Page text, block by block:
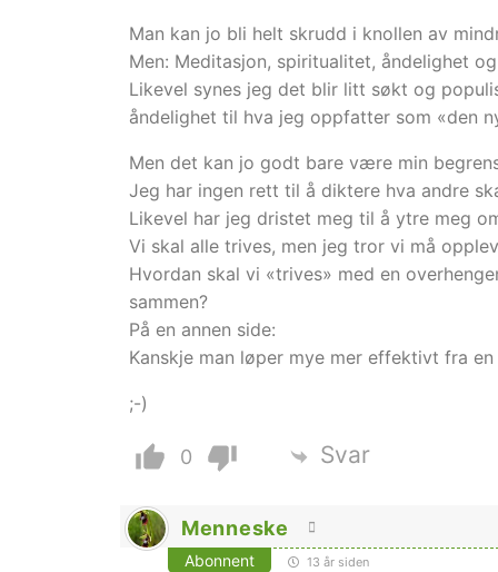
Man kan jo bli helt skrudd i knollen av
Men: Meditasjon, spiritualitet, åndelighet
Likevel synes jeg det blir litt søkt og
åndelighet til hva jeg oppfatter som «den
Men det kan jo godt bare være min
Jeg har ingen rett til å diktere hva andre
Likevel har jeg dristet meg til å ytre meg
Vi skal alle trives, men jeg tror vi må
Hvordan skal vi «trives» med en
sammen?
På en annen side:
Kanskje man løper mye mer effektivt fra
;-)
0 Svar
Menneske
Abonnent 13 år siden